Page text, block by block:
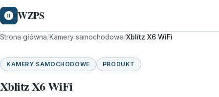
WZPS
Strona główna/Kamery samochodowe/Xblitz X6 WiFi
KAMERY SAMOCHODOWE PRODUKT
Xblitz X6 WiFi